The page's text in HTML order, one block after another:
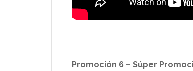
Promoción 6 – Súper